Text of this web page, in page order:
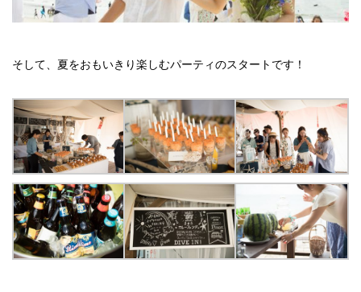
そして、夏をおもいきり楽しむパーティのスタートです！